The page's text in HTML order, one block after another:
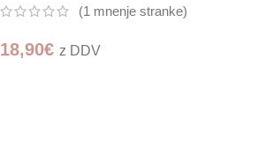
(1 mnenje stranke)
18,90€ z DDV